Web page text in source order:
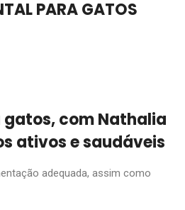
PARA GATOS
com Nathalia
ativos e saudáveis
adequada, assim como